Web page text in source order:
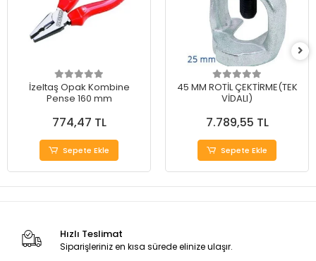
İzeltaş Opak Kombine
Pense 160 mm
774,47 TL
Sepete Ekle
45 MM ROTİL ÇEKTİRME(TEK
VİDALI)
7.789,55 TL
Sepete Ekle
Hızlı Teslimat
Siparişleriniz en kısa sürede elinize ulaşır.